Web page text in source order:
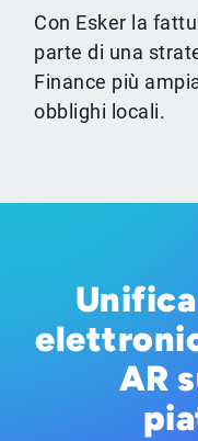
Con Esker la
parte di una
Finance più
obblighi locali.
AR